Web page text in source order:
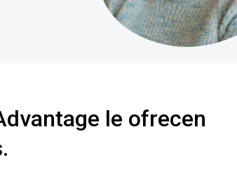
le ofrecen
.